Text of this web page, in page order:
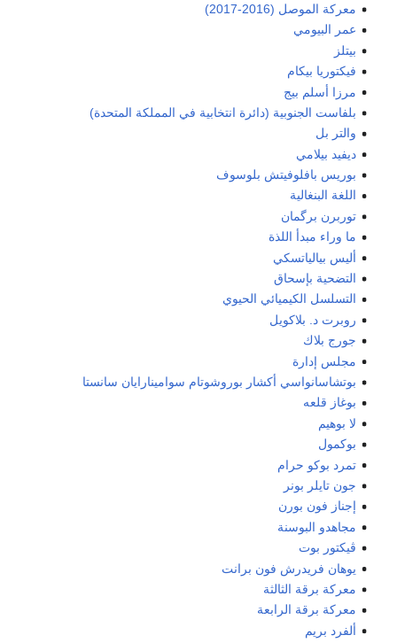
معركة الموصل (2016-2017)
عمر البيومي
بيتلز
فيكتوريا بيكام
مرزا أسلم بيج
بلفاست الجنوبية (دائرة انتخابية في المملكة المتحدة)
والتر بل
ديفيد بيلامي
بوريس بافلوفيتش بلوسوف
اللغة البنغالية
توربرن برگمان
ما وراء مبدأ اللذة
أليس بيالياتسكي
التضحية بإسحاق
التسلسل الكيميائي الحيوي
روبرت د. بلاكويل
جورج بلاك
مجلس إدارة
بوتشاسانواسي أكشار بوروشوتام سوامينارايان سانستا
بوغاز قلعه
لا بوهيم
بوكمول
تمرد بوكو حرام
جون تايلر بونر
إجناز فون بورن
مجاهدو البوسنة
ڤيكتور بوت
يوهان فريدرش فون برانت
معركة برقة الثالثة
معركة برقة الرابعة
ألفرد بريم